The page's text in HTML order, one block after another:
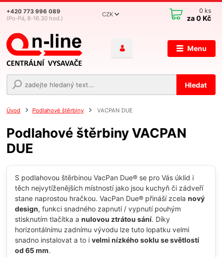
Menu
CZK
Hledat
+420 773 996 089
(Po-Pá, 8-16.30 hod.)
0 ks
za0 Kč
Úvod Podlahové štěrbiny VACPAN DUE
Podlahové štěrbiny VACPAN
DUE
S podlahovou štěrbinou VacPan Due® se pro Vás úklid i
těch nejvytíženějších místností jako jsou kuchyň či zádveří
stane naprostou hračkou. VacPan Due® přináší zcelanový
design, funkci snadného zapnutí / vypnutí pouhým
stisknutím tlačítka anulovou ztrátou sání. Díky
horizontálnímu zadnímu vývodu lze tuto lopatku velmi
snadno instalovat a to ivelmi nízkého soklu se světlostí
od 65 mm.